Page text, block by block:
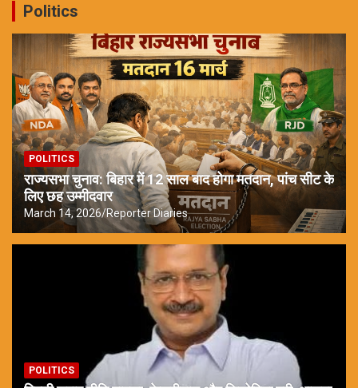
Politics
POLITICS
राज्यसभा चुनाव: बिहार में 12 साल बाद होगा मतदान, पांच सीट के
लिए छह उम्मीदवार
March 14, 2026 Reporter Diaries
POLITICS